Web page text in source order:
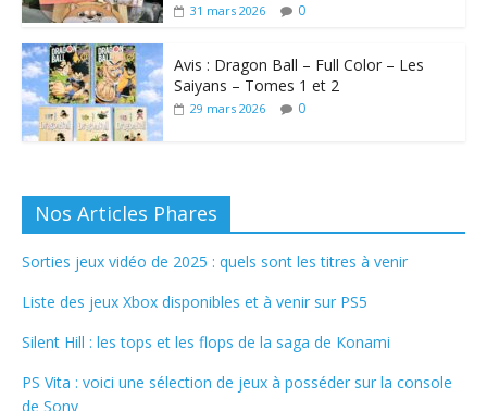
31 mars 2026 0
Avis : Dragon Ball – Full Color – Les
Saiyans – Tomes 1 et 2
29 mars 2026 0
Nos Articles Phares
Sorties jeux vidéo de 2025 : quels sont les titres à venir
Liste des jeux Xbox disponibles et à venir sur PS5
Silent Hill : les tops et les flops de la saga de Konami
PS Vita : voici une sélection de jeux à posséder sur la console
de Sony